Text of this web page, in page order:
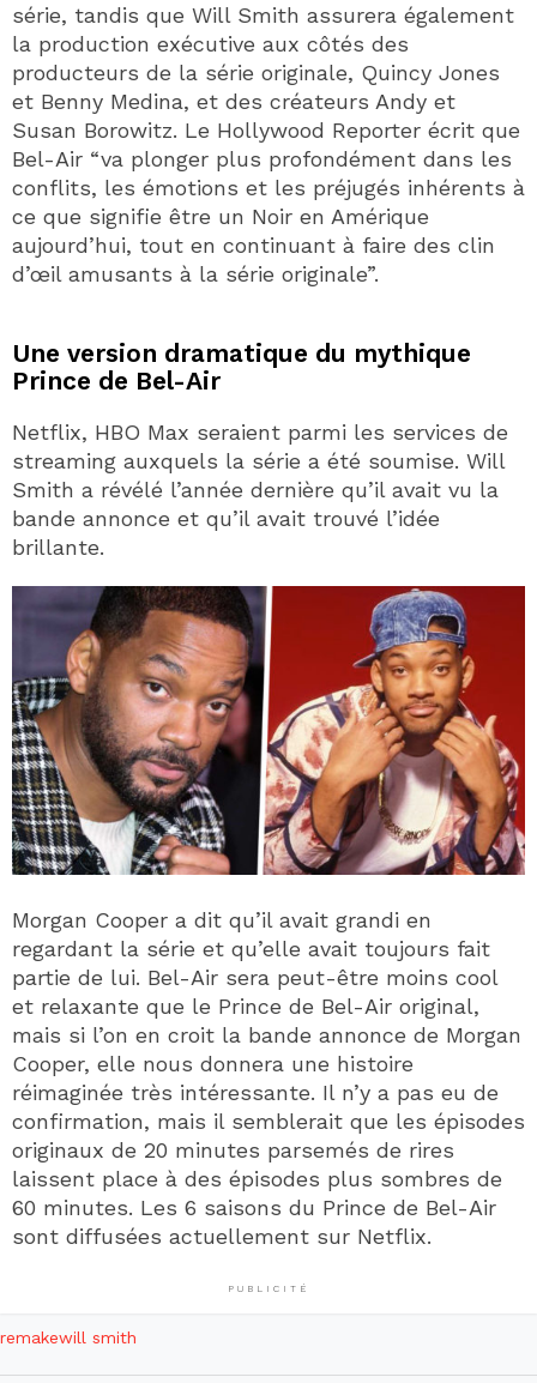
série, tandis que Will Smith assurera également
la production exécutive aux côtés des
producteurs de la série originale, Quincy Jones
et Benny Medina, et des créateurs Andy et
Susan Borowitz. Le Hollywood Reporter écrit que
Bel-Air “va plonger plus profondément dans les
conflits, les émotions et les préjugés inhérents à
ce que signifie être un Noir en Amérique
aujourd’hui, tout en continuant à faire des clin
d’œil amusants à la série originale”.
Une version dramatique du mythique
Prince de Bel-Air
Netflix, HBO Max seraient parmi les services de
streaming auxquels la série a été soumise. Will
Smith a révélé l’année dernière qu’il avait vu la
bande annonce et qu’il avait trouvé l’idée
brillante.
Morgan Cooper a dit qu’il avait grandi en
regardant la série et qu’elle avait toujours fait
partie de lui. Bel-Air sera peut-être moins cool
et relaxante que le Prince de Bel-Air original,
mais si l’on en croit la bande annonce de Morgan
Cooper, elle nous donnera une histoire
réimaginée très intéressante. Il n’y a pas eu de
confirmation, mais il semblerait que les épisodes
originaux de 20 minutes parsemés de rires
laissent place à des épisodes plus sombres de
60 minutes. Les 6 saisons du Prince de Bel-Air
sont diffusées actuellement sur Netflix.
PUBLICITÉ
remakewill smith